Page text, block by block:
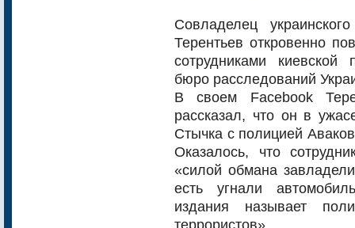
Совладелец
Терентьев откровенно
сотрудниками
бюро расследований
В своем Facebook
рассказал, что он в
Стычка с полицией
Оказалось, что
«силой обмана
есть угнали
издания называет
террористов».